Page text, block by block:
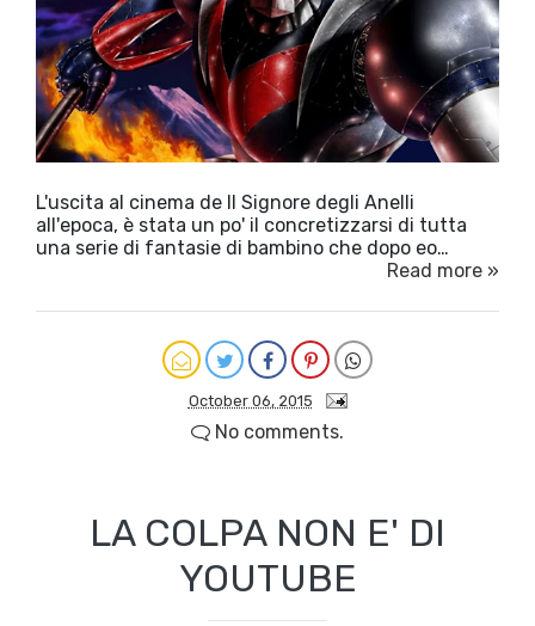
L'uscita al cinema de Il Signore degli Anelli
all'epoca, è stata un po' il concretizzarsi di tutta
una serie di fantasie di bambino che dopo eo…
Read more »
October 06, 2015
No comments.
LA COLPA NON E' DI
YOUTUBE